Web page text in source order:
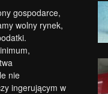
gospodarce,
wolny rynek,
nie
ingerującym w